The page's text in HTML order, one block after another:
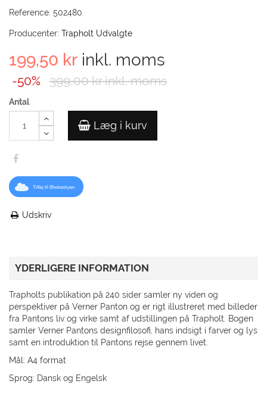
Reference: 502480
Producenter: Trapholt Udvalgte
199,50 kr inkl. moms
-50% 399,00 krinkl. moms
Antal
Læg i kurv
Tilføj til Ønskeskyen
Udskriv
YDERLIGERE INFORMATION
Trapholts publikation på 240 sider samler ny viden og
perspektiver på Verner Panton og er rigt illustreret med billeder
fra Pantons liv og virke samt af udstillingen på Trapholt. Bogen
samler Verner Pantons designfilosofi, hans indsigt i farver og lys
samt en introduktion til Pantons rejse gennem livet.
Mål: A4 format
Sprog: Dansk og Engelsk